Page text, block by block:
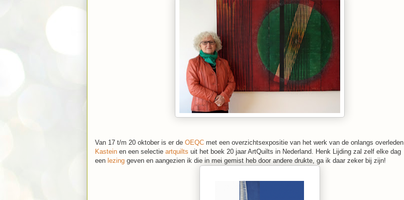
Van 17 t/m 20 oktober is er de OEQC met een overzichtsexpositie van het werk van de onlangs overleden
Kastein en een selectie artquilts uit het boek 20 jaar ArtQuilts in Nederland. Henk Lijding zal zelf elke dag
een lezing geven en aangezien ik die in mei gemist heb door andere drukte, ga ik daar zeker bij zijn!